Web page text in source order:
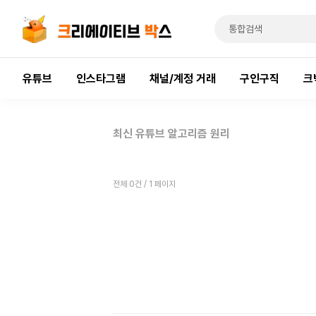
유튜브 인스타그램 채널/계정 거래 구인구직 크
최신 유튜브 알고리즘 원리
전체 0건 / 1 페이지